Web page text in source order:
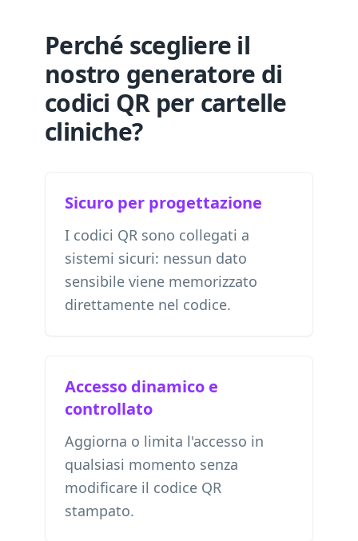
Perché scegliere il
nostro generatore di
codici QR per cartelle
cliniche?
Sicuro per progettazione
I codici QR sono collegati a
sistemi sicuri: nessun dato
sensibile viene memorizzato
direttamente nel codice.
Accesso dinamico e
controllato
Aggiorna o limita l'accesso in
qualsiasi momento senza
modificare il codice QR
stampato.